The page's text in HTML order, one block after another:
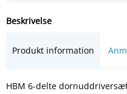
Beskrivelse
Produkt information
HBM 6-delte